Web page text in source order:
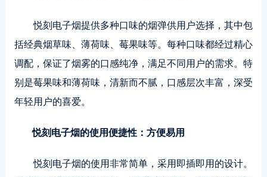
悦刻电子烟提供多种口味的烟弹供用户选择，其中包
括经典烟草味、薄荷味、莓果味等。每种口味都经过精心
调配，保证了烟雾的口感纯净，满足不同用户的需求。特
别是莓果味和薄荷味，清新而不腻，口感层次丰富，深受
年轻用户的喜爱。
悦刻电子烟的使用便捷性：方便易用
悦刻电子烟的使用非常简单，采用即插即用的设计。